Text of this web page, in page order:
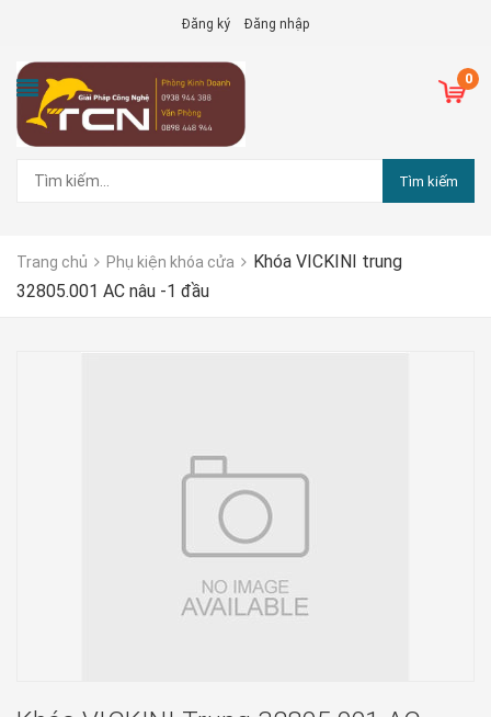
Đăng ký Đăng nhập
0
Tìm kiếm
Trang chủ Phụ kiện khóa cửa
Khóa VICKINI trung
32805.001 AC nâu -1 đầu